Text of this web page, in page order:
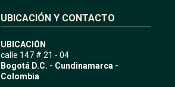
UBICACIÓN Y CONTACTO
UBICACIÓN
calle 147 # 21 - 04
Bogotá D.C. - Cundinamarca -
Colombia